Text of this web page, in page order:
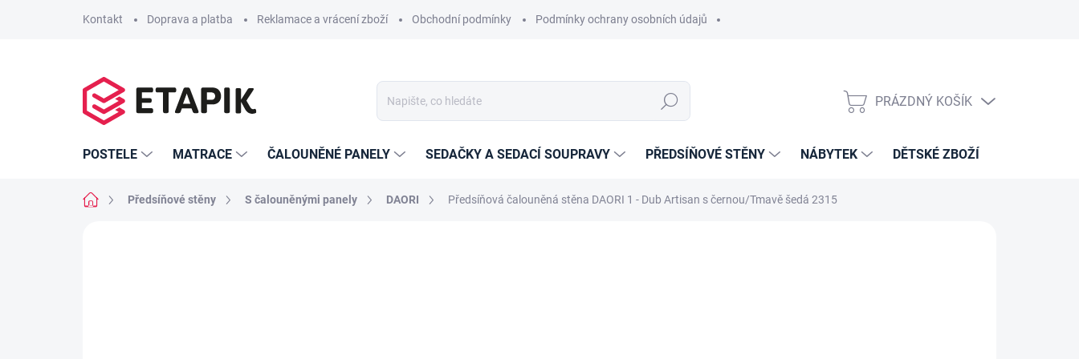
Kontakt Doprava a platba Reklamace a vrácení zboží Obchodní podmínky Podmínky ochrany osobních údajů
Hledat
NÁKUPNÍ
PRÁZDNÝ KOŠÍK
POSTELE MATRACE ČALOUNĚNÉ PANELY SEDAČKY A SEDACÍ SOUPRAVY PŘEDSÍŇOVÉ STĚNY NÁBYTEK DĚTSKÉ ZBOŽÍ
Domů Předsíňové stěny S čalouněnými panely DAORI Předsíňová čalouněná stěna DAORI 1 - Dub Artisan s černou/Tmavě šedá 2315